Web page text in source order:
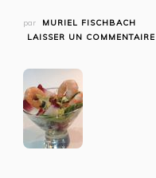
par MURIEL FISCHBACH
LAISSER UN COMMENTAIRE